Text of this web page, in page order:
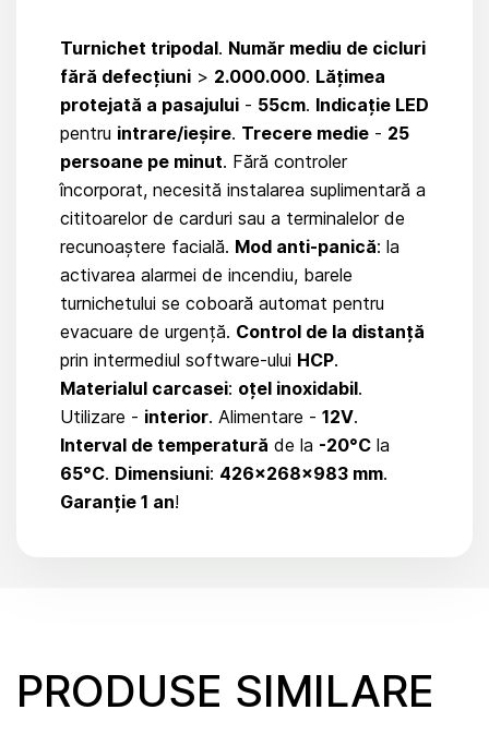
Turnichet tripodal. Număr mediu de cicluri
fără defecțiuni > 2.000.000. Lățimea
protejată a pasajului - 55cm. Indicație LED
pentru intrare/ieșire. Trecere medie - 25
persoane pe minut. Fără controler
încorporat, necesită instalarea suplimentară a
cititoarelor de carduri sau a terminalelor de
recunoaștere facială. Mod anti-panică: la
activarea alarmei de incendiu, barele
turnichetului se coboară automat pentru
evacuare de urgență. Control de la distanță
prin intermediul software-ului HCP.
Materialul carcasei: oțel inoxidabil.
Utilizare - interior. Alimentare - 12V.
Interval de temperatură de la -20°C la
65°C. Dimensiuni: 426×268×983 mm.
Garanție 1 an!
PRODUSE SIMILARE